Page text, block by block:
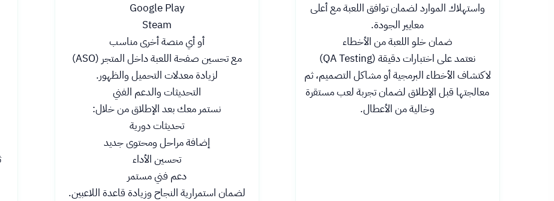
واستهلاك الموارد لضمان توافق اللعبة مع أعلى
معايير الجودة.
ضمان خلو اللعبة من الأخطاء
نعتمد على اختبارات دقيقة (QA Testing)
لاكتشاف الأخطاء البرمجية أو مشاكل التصميم، ثم
معالجتها قبل الإطلاق لضمان تجربة لعب مستقرة
وخالية من الأعطال.
Google Play
Steam
أو أي منصة أخرى مناسب
مع تحسين صفحة اللعبة داخل المتجر (ASO)
لزيادة معدلات التحميل والظهور.
التحديثات والدعم الفني
نستمر معك بعد الإطلاق من خلال:
تحديثات دورية
إضافة مراحل ومحتوى جديد
تحسين الأداء
دعم فني مستمر
لضمان استمرارية النجاح وزيادة قاعدة اللاعبين.